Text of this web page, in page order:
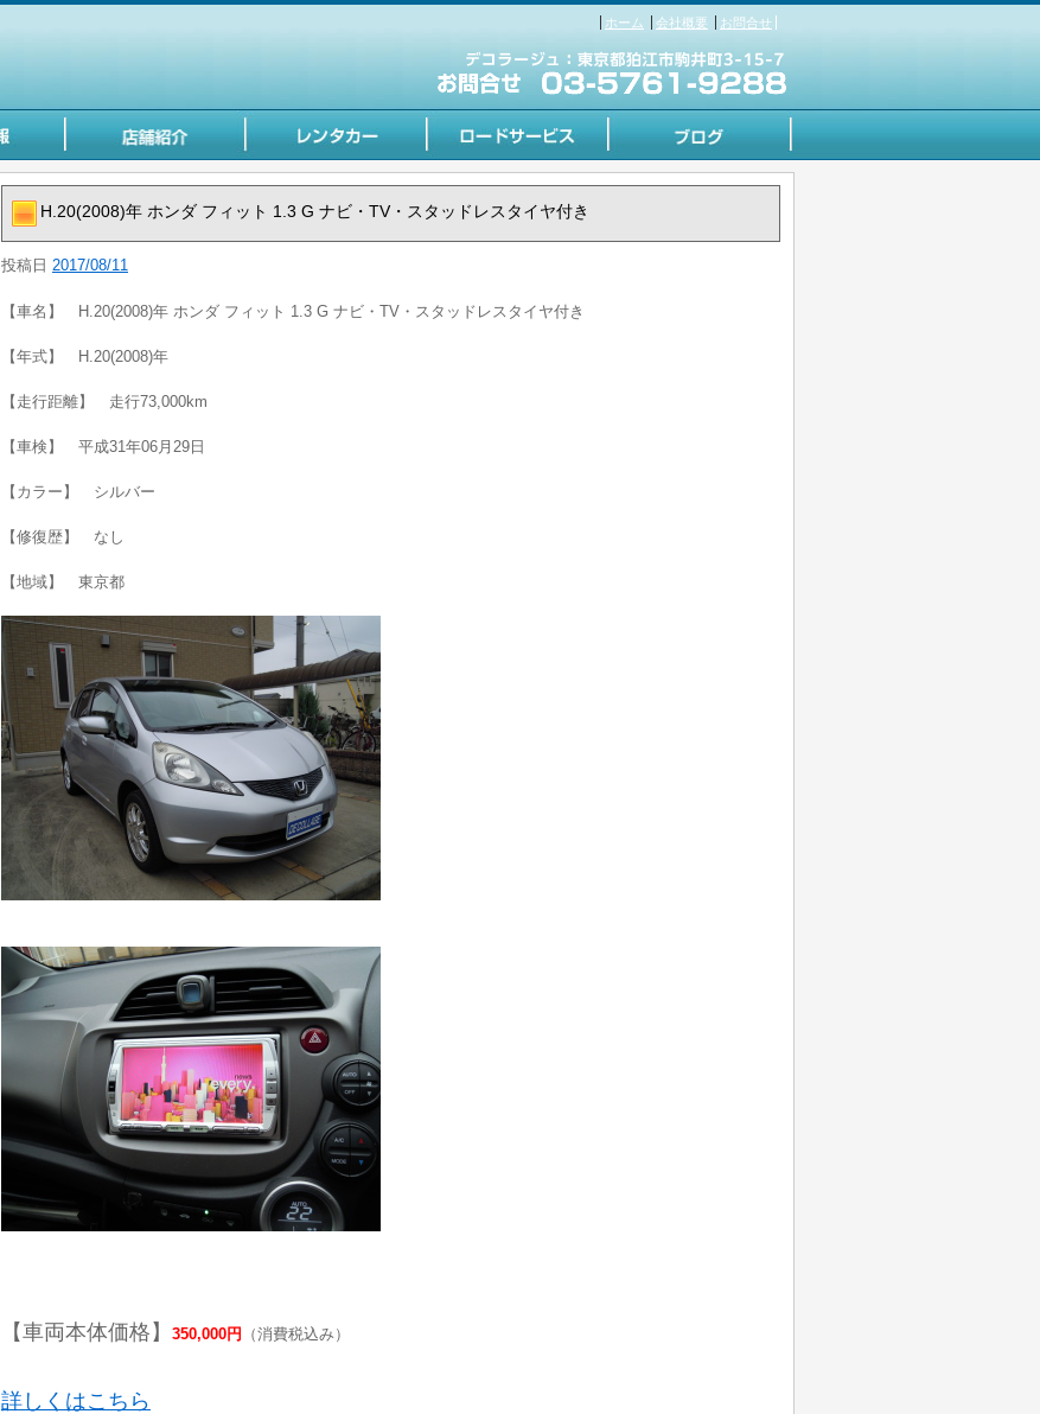
ホーム 会社概要 お問合せ
H.20(2008)年 ホンダ フィット 1.3 G ナビ・TV・スタッドレスタイヤ付き
投稿日 2017/08/11
【車名】 H.20(2008)年 ホンダ フィット 1.3 G ナビ・TV・スタッドレスタイヤ付き
【年式】 H.20(2008)年
【走行距離】 走行73,000km
【車検】 平成31年06月29日
【カラー】 シルバー
【修復歴】 なし
【地域】 東京都
【車両本体価格】 350,000円 （消費税込み）
詳しくはこちら